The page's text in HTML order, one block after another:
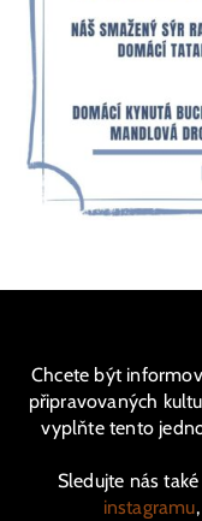
Chcete být
připravovaných
vyplňte tento
Sledujte nás
instagramu